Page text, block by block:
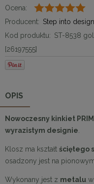
Ocena:
Producent: Step into design
Kod produktu: ST-8538
[26197555]
OPIS
Nowoczesny kinkiet
wyrazistym designie
Klosz ma kształt ściętego
osadzony jest na
Wykonany jest z metalu w